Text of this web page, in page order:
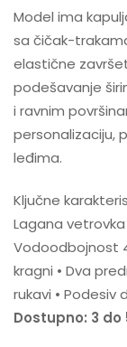
Model ima
sa čičak-
elastične
podešavanje
i ravnim
personalizaciju,
leđima.
Ključne
Lagana
Vodoodbojnost
kragni • Dva
rukavi • Podesiv
Dostupno: 3